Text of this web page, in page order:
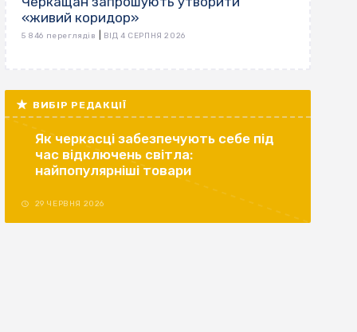
«живий коридор»
5 846 переглядів ВІД 4 СЕРПНЯ 2026
ВИБІР РЕДАКЦІЇ
Як черкасці забезпечують себе під
час відключень світла:
найпопулярніші товари
29 ЧЕРВНЯ 2026